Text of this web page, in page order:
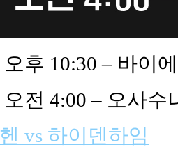
후 10:30 – 바이
전 4:00 – 오사수
vs 하이덴하임